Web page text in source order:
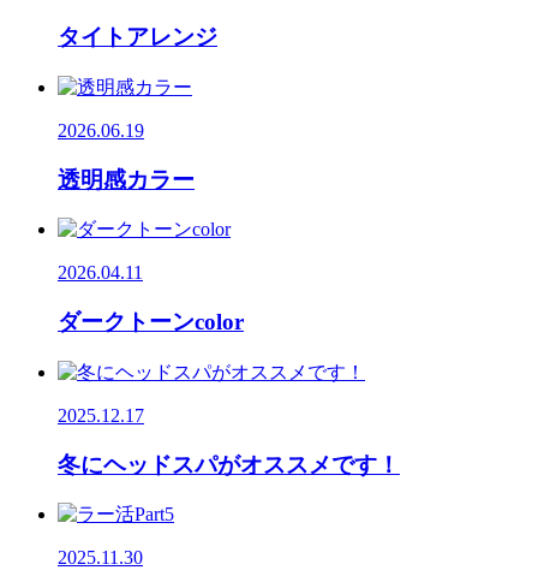
タイトアレンジ
2026.06.19
透明感カラー
2026.04.11
ダークトーンcolor
2025.12.17
冬にヘッドスパがオススメです！
2025.11.30